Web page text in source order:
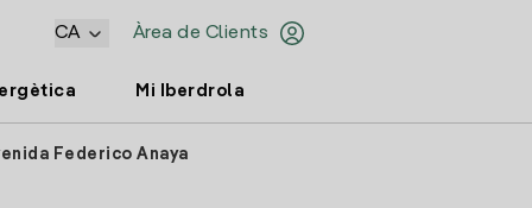
Àrea de Clients
CA
Mi Iberdrola
Federico Anaya